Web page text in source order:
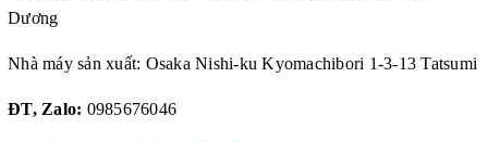
Dương
Nhà máy sản xuất: Osaka Nishi-ku Kyomachibori 1-3-13 Tatsumi
ĐT, Zalo: 0985676046